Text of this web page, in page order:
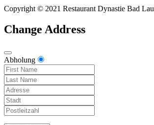
Copyright © 2021 Restaurant Dynastie Bad
Change Address
Abholung